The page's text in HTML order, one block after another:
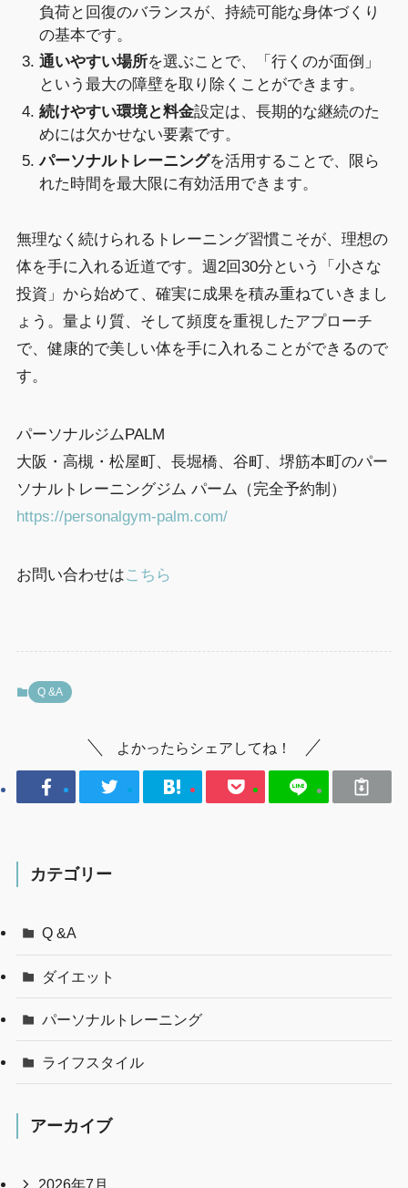
負荷と回復のバランスが、持続可能な身体づくり
の基本です。
通いやすい場所を選ぶことで、「行くのが面倒」
という最大の障壁を取り除くことができます。
続けやすい環境と料金設定は、長期的な継続のた
めには欠かせない要素です。
パーソナルトレーニングを活用することで、限ら
れた時間を最大限に有効活用できます。
無理なく続けられるトレーニング習慣こそが、理想の
体を手に入れる近道です。週2回30分という「小さな
投資」から始めて、確実に成果を積み重ねていきまし
ょう。量より質、そして頻度を重視したアプローチ
で、健康的で美しい体を手に入れることができるので
す。
パーソナルジムPALM
大阪・高槻・松屋町、長堀橋、谷町、堺筋本町のパー
ソナルトレーニングジム パーム（完全予約制）
https://personalgym-palm.com/
お問い合わせはこちら
Q &A
よかったらシェアしてね！
カテゴリー
Q &A
ダイエット
パーソナルトレーニング
ライフスタイル
アーカイブ
2026年7月